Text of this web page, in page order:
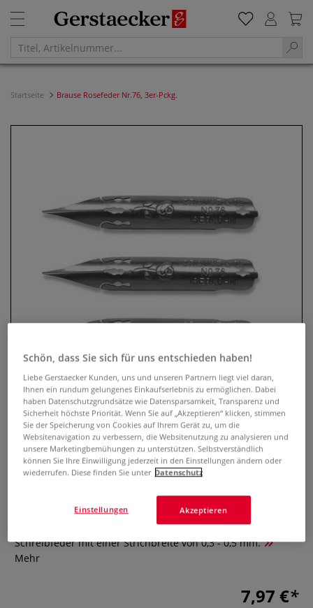
Startseite Brause Rosefeder Nr.76, 3er-Pckg.
Brause Rosefeder Nr.76, 3er-Pckg.
0 Bewertungen
Die Kalligraphiefeder ist eine sehr feine sowie elastische
Schreibfeder mit einer Strichbreite von 0,3 - 0,5 mm.
Mehr
7,97 €
Schön, dass Sie sich für uns entschieden haben!
Liebe Gerstaecker Kunden, uns und unseren Partnern liegt viel daran,
Ihnen ein rundum gelungenes Einkaufserlebnis zu ermöglichen. Dabei
haben Datenschutzgrundsätze wie Datensparsamkeit, Transparenz und
Sicherheit höchste Priorität. Wenn Sie auf „Akzeptieren“ klicken, stimmen
Sie der Speicherung von Cookies auf Ihrem Gerät zu, um die
Websitenavigation zu verbessern, die Websitenutzung zu analysieren und
unsere Marketingbemühungen zu unterstützen. Selbstverständlich
können Sie Ihre Einwilligung jederzeit in den Einstellungen ändern oder
wiederrufen. Diese finden Sie unter Datenschutz
Akzeptieren
Einstellungen